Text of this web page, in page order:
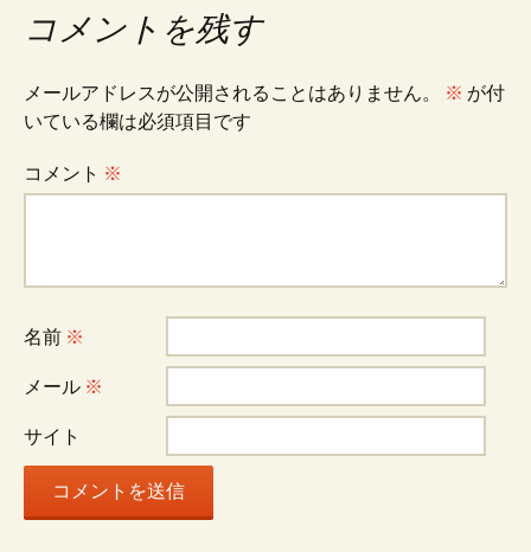
ビ
ゲ
ー
ョ
ン
コメントを残す
メールアドレスが公開されることはありません。 ※ が付
いている欄は必須項目です
コメント ※
名前 ※
メール ※
サイト